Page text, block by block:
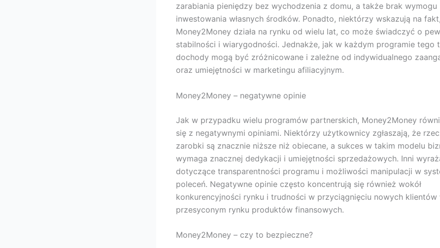
zarabiania pieniędzy bez wychodzenia z domu, a także brak wymogu
inwestowania własnych środków. Ponadto, niektórzy wskazują na
Money2Money działa na rynku od wielu lat, co może świadczyć o
stabilności i wiarygodności. Jednakże, jak w każdym programie tego
dochody mogą być zróżnicowane i zależne od indywidualnego
oraz umiejętności w marketingu afiliacyjnym.
Money2Money – negatywne opinie
Jak w przypadku wielu programów partnerskich, Money2Money
się z negatywnymi opiniami. Niektórzy użytkownicy zgłaszają, że
zarobki są znacznie niższe niż obiecane, a sukces w takim modelu
wymaga znacznej dedykacji i umiejętności sprzedażowych. Inni
dotyczące transparentności programu i możliwości manipulacji w
poleceń. Negatywne opinie często koncentrują się również wokół
konkurencyjności rynku i trudności w przyciągnięciu nowych klientów
przesyconym rynku produktów finansowych.
Money2Money – czy to bezpieczne?